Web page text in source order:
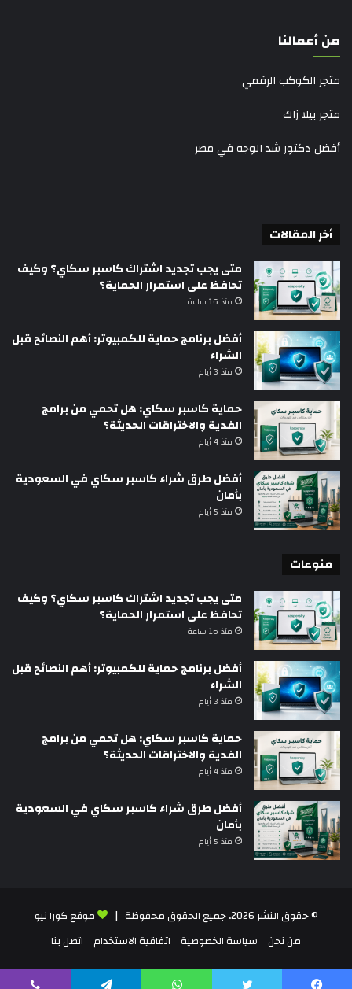
من أعمالنا
متجر الكوكب الرقمي
متجر بيلا زاك
أفضل دكتور شد الوجه في مصر
أخر المقالات
متى يجب تجديد اشتراك كاسبر سكاي؟ وكيف
تحافظ على استمرار الحماية؟
منذ 16 ساعة
أفضل برنامج حماية للكمبيوتر: أهم النصائح قبل
الشراء
منذ 3 أيام
حماية كاسبر سكاي: هل تحمي من برامج
الفدية والاختراقات الحديثة؟
منذ 4 أيام
أفضل طرق شراء كاسبر سكاي في السعودية
بأمان
منذ 5 أيام
منوعات
متى يجب تجديد اشتراك كاسبر سكاي؟ وكيف
تحافظ على استمرار الحماية؟
منذ 16 ساعة
أفضل برنامج حماية للكمبيوتر: أهم النصائح قبل
الشراء
منذ 3 أيام
حماية كاسبر سكاي: هل تحمي من برامج
الفدية والاختراقات الحديثة؟
منذ 4 أيام
أفضل طرق شراء كاسبر سكاي في السعودية
بأمان
منذ 5 أيام
© حقوق النشر 2026، جميع الحقوق محفوظة |
موقع كورا نيو
من نحن
سياسة الخصوصية اتفاقية الاستخدام اتصل بنا